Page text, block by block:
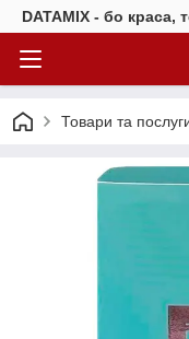
DATAMIX - бо
Товари та